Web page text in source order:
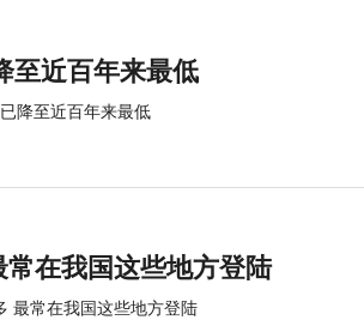
至近百年来最低
降至近百年来最低
在我国这些地方登陆
最常在我国这些地方登陆